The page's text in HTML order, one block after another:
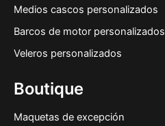
Medios cascos personalizados
Barcos de motor personalizados
Veleros personalizados
Boutique
Maquetas de excepción